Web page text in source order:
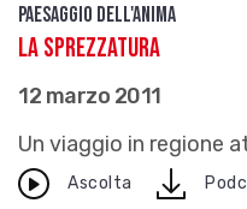
Paesaggio dell'anima
La sprezzatura
12 marzo 2011
Un viaggio in regione
Ascolta download